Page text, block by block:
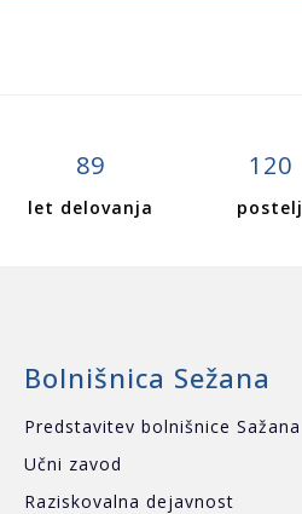
89
let delovanja
120
postelj
Bolnišnica Sežana
Predstavitev bolnišnice Sažana
Učni zavod
Raziskovalna dejavnost